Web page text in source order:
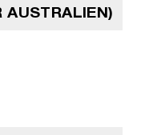
AUSTRALIEN)